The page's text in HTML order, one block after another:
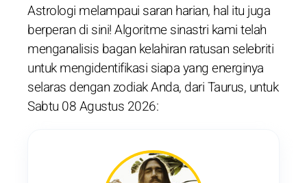
Astrologi melampaui saran harian, hal itu juga
berperan di sini! Algoritme sinastri kami telah
menganalisis bagan kelahiran ratusan selebriti
untuk mengidentifikasi siapa yang energinya
selaras dengan zodiak Anda, dari Taurus, untuk
Sabtu 08 Agustus 2026: